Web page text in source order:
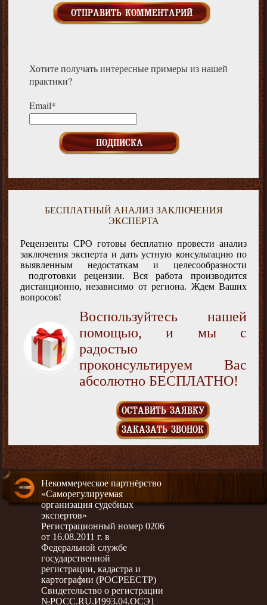
Хотите получать интересные примеры из нашей
практики?
Email*
БЕСПЛАТНЫЙ АНАЛИЗ ЗАКЛЮЧЕНИЯ
ЭКСПЕРТА
Рецензенты СРО готовы бесплатно провести анализ
заключения эксперта и дать устную консультацию по
выявленным недостаткам и целесообразности
подготовки рецензии. Вся работа производится
дистанционно, независимо от региона. Ждем Ваших
вопросов!
Воспользуйтесь нашей
помощью, и мы с
радостью
проконсультируем Вас
абсолютно БЕСПЛАТНО!
ОСТАВИТЬ ЗАЯВКУ
ЗАКАЗАТЬ ЗВОНОК
Некоммерческое партнёрство
«Саморегулируемая
организация судебных
экспертов»
Регистрационный номер 0206
от 16.08.2011 г. в
Федеральной службе
государственной
регистрации, кадастра и
картографии (РОСРЕЕСТР)
Свидетельство о регистрации
№РОСС.RU.И993.04.ОСЭ1